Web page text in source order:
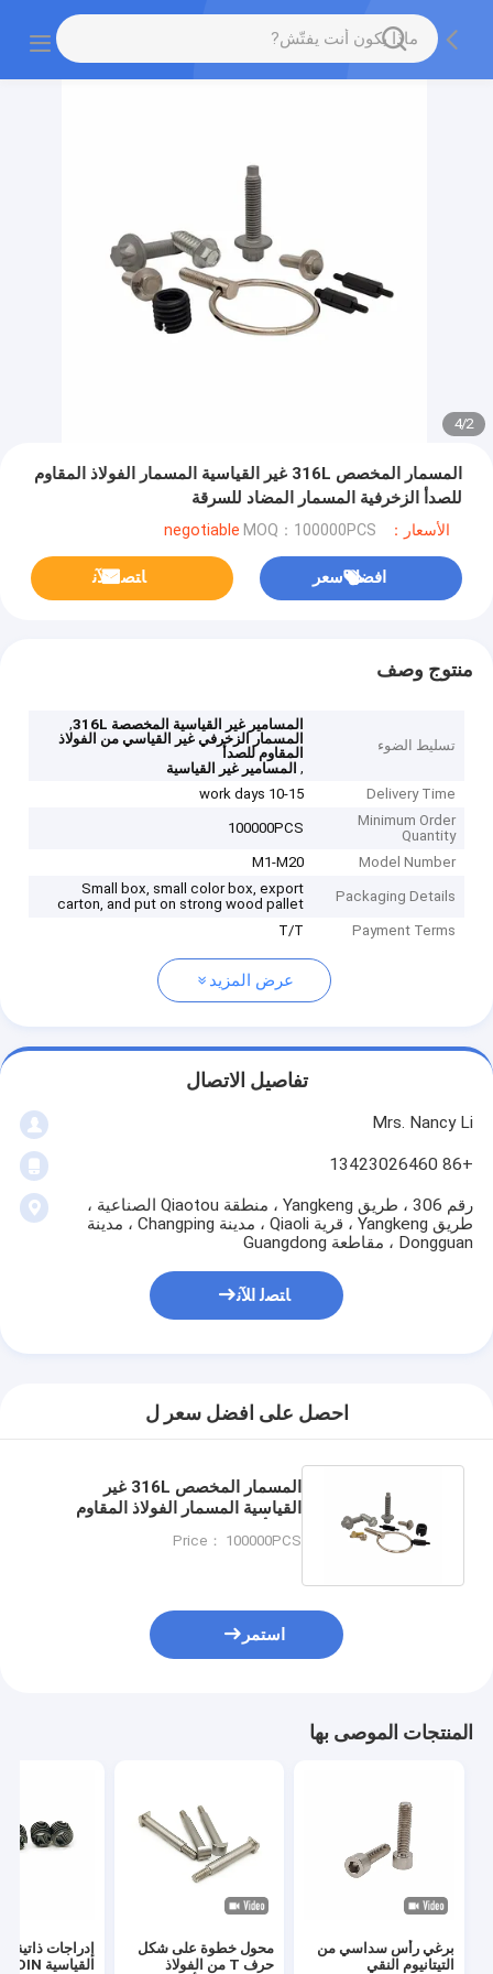
2
/
4
المسمار المخصص 316L غير القياسية المسمار الفولاذ المقاوم
للصدأ الزخرفية المسمار المضاد للسرقة
الأسعار：negotiable MOQ：100000PCS
افضل سعر ﺎﺘﺼﻟ ﺍﻶﻧ
منتوج وصف
تسليط الضوء
المسامير غير القياسية المخصصة 316L
,
المسمار الزخرفي غير القياسي من الفولاذ
المقاوم للصدأ
, المسامير غير القياسية
Delivery Time
10-15 work days
Minimum Order
Quantity
100000PCS
Model Number
M1-M20
Packaging Details
Small box, small color box, export
carton, and put on strong wood pallet
Payment Terms
T/T
عرض المزيد
تفاصيل الاتصال
Mrs. Nancy Li
+86 13423026460
رقم 306 ، طريق Yangkeng ، منطقة Qiaotou الصناعية ،
طريق Yangkeng ، قرية Qiaoli ، مدينة Changping ، مدينة
Dongguan ، مقاطعة Guangdong
ﺎﺘﺼﻟ ﺍﻶﻧ
احصل على افضل سعر ل
المسمار المخصص 316L غير
القياسية المسمار الفولاذ المقاوم
للسرقة
Price： 100000PCS
استمر
المنتجات الموصى بها
برغي رأس سداسي من
التيتانيوم النقي
محول خطوة على شكل
حرف T من الفولاذ
إدراجات ذاتية
القياسية DIN